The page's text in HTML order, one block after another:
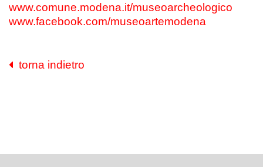
www.comune.modena.it/museoarcheologico
www.facebook.com/museoartemodena
torna indietro